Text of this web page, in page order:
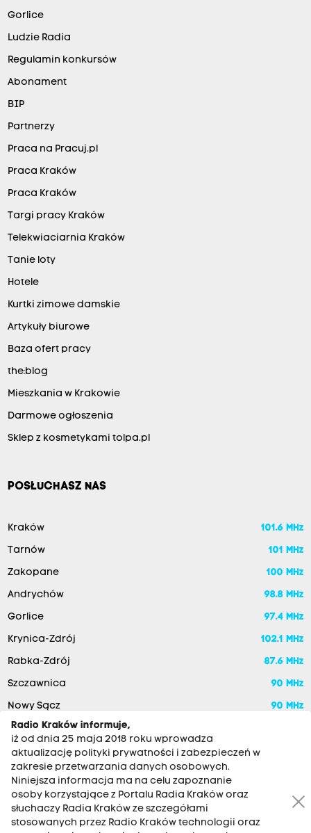
Gorlice
Ludzie Radia
Regulamin konkursów
Abonament
BIP
Partnerzy
Praca na Pracuj.pl
Praca Kraków
Praca Kraków
Targi pracy Kraków
Telekwiaciarnia Kraków
Tanie loty
Hotele
Kurtki zimowe damskie
Artykuły biurowe
Baza ofert pracy
the:blog
Mieszkania w Krakowie
Darmowe ogłoszenia
Sklep z kosmetykami tolpa.pl
POSŁUCHASZ NAS
Kraków 101.6 MHz
Tarnów 101 MHz
Zakopane 100 MHz
Andrychów 98.8 MHz
Gorlice 97.4 MHz
Krynica-Zdrój 102.1 MHz
Rabka-Zdrój 87.6 MHz
Szczawnica 90 MHz
Nowy Sącz 90 MHz
Radio Kraków informuje,
iż od dnia 25 maja 2018 roku wprowadza
aktualizację polityki prywatności i zabezpieczeń w
zakresie przetwarzania danych osobowych.
Niniejsza informacja ma na celu zapoznanie
osoby korzystające z Portalu Radia Kraków oraz
słuchaczy Radia Kraków ze szczegółami
stosowanych przez Radio Kraków technologii oraz